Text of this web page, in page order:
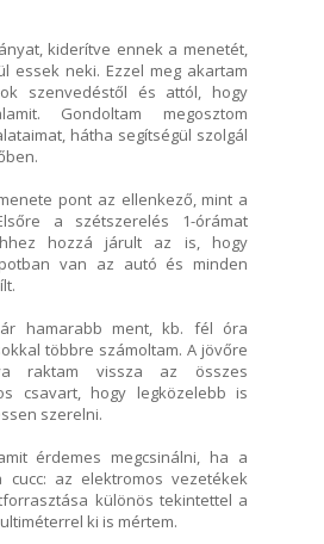
kiderítve ennek a menetét,
essek neki. Ezzel meg akartam
szenvedéstől és attól, hogy
Gondoltam megosztom
hátha segítségül szolgál
pont az ellenkező, mint a
a szétszerelés 1-órámat
hozzá járult az is, hogy
van az autó és minden
hamarabb ment, kb. fél óra
többre számoltam. A jövőre
raktam vissza az összes
csavart, hogy legközelebb is
szerelni.
érdemes megcsinálni, ha a
cucc: az elektromos vezetékek
különös tekintettel a
ki is mértem.